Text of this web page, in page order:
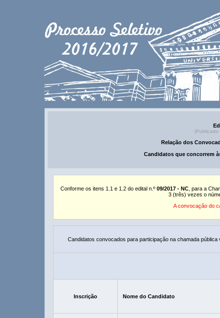
(Publicado
Relação dos
Candidatos que concorrem
Conforme os itens 1.1 e 1.2 do edital n.º 09/2017 - NC , para a
3 (três) vezes o
A convocação do
Candidatos convocados para participação na chamada
Inscrição Nome do Candidato